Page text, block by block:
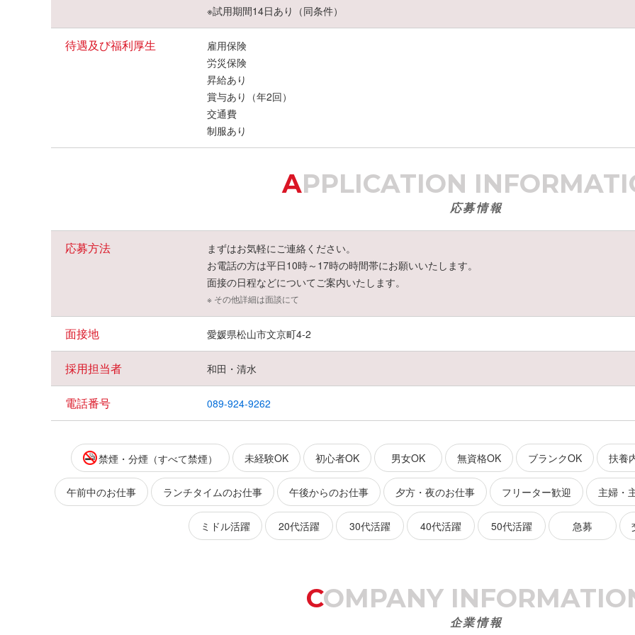
※試用期間14日あり（同条件）
待遇及び福利厚生
雇用保険
労災保険
昇給あり
賞与あり（年2回）
交通費
制服あり
APPLICATION
応募情報
応募方法
まずはお気軽にご連絡ください。
お電話の方は平日10時～17時の時間帯にお願いいたします。
面接の日程などについてご案内いたします。
※ その他詳細は面談にて
面接地 愛媛県松山市文京町4-2
採用担当者 和田・清水
電話番号 089-924-9262
禁煙・分煙（すべて禁煙） 未経験OK 初心者OK 男女OK 無資格OK ブランクOK 扶養
午前中のお仕事 ランチタイムのお仕事 午後からのお仕事 夕方・夜のお仕事 フリーター歓迎 主婦・
ミドル活躍 20代活躍 30代活躍 40代活躍 50代活躍 急募
COMPANY
企業情報